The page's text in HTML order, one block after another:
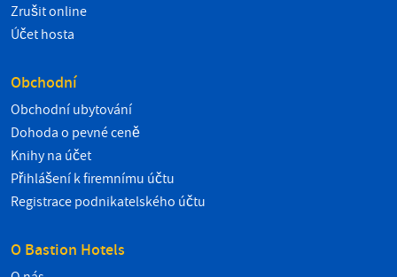
Zrušit online
Účet hosta
Obchodní
Obchodní ubytování
Dohoda o pevné ceně
Knihy na účet
Přihlášení k firemnímu účtu
Registrace podnikatelského účtu
O Bastion Hotels